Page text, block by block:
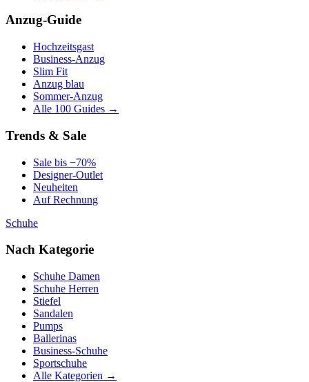
Anzug-Guide
Hochzeitsgast
Business-Anzug
Slim Fit
Anzug blau
Sommer-Anzug
Alle 100 Guides →
Trends & Sale
Sale bis −70%
Designer-Outlet
Neuheiten
Auf Rechnung
Schuhe
Nach Kategorie
Schuhe Damen
Schuhe Herren
Stiefel
Sandalen
Pumps
Ballerinas
Business-Schuhe
Sportschuhe
Alle Kategorien →